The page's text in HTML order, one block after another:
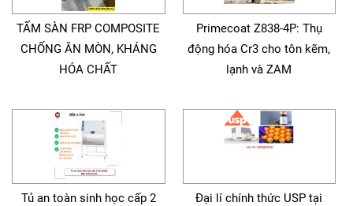
TẤM SÀN FRP COMPOSITE
CHỐNG ĂN MÒN, KHÁNG
HÓA CHẤT
Primecoat Z838-4P: Thụ
động hóa Cr3 cho tôn kẽm,
lạnh và ZAM
Tủ an toàn sinh học cấp 2
Đại lí chính thức USP tại